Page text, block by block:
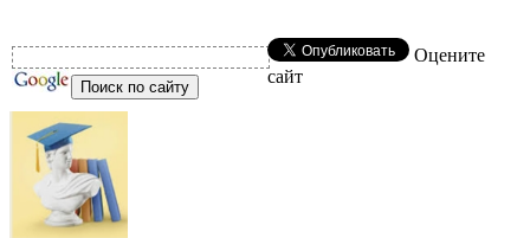
Оцените
сайт